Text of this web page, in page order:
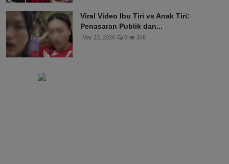
Viral Video Ibu Tiri vs Anak Tiri:
Penasaran Publik dan...
Mar 23, 2026 0 348